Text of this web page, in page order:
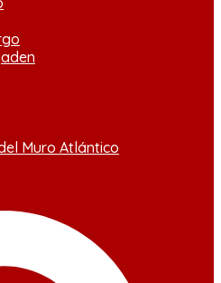
Muro Atlántico